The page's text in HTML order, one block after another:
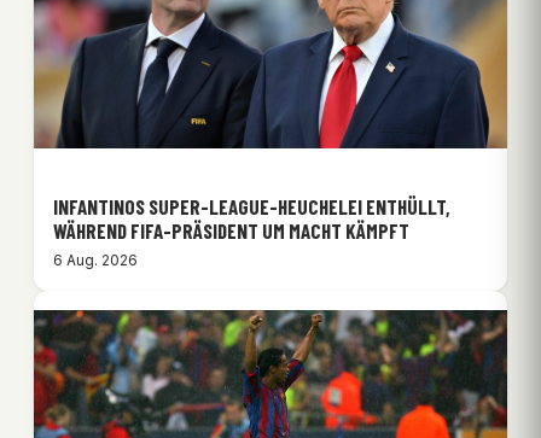
INFANTINOS SUPER-LEAGUE-HEUCHELEI ENTHÜLLT,
WÄHREND FIFA-PRÄSIDENT UM MACHT KÄMPFT
6 Aug. 2026